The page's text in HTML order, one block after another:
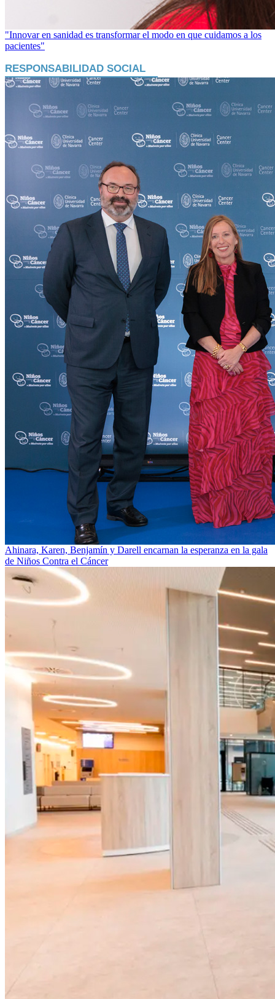
"Innovar en sanidad es transformar el modo en que cuidamos a los
pacientes"
RESPONSABILIDAD SOCIAL
Ahinara, Karen, Benjamín y Darell encarnan la esperanza en la gala
de Niños Contra el Cáncer